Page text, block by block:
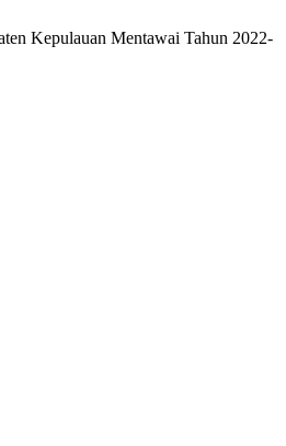
Kepulauan Mentawai Tahun 2022-